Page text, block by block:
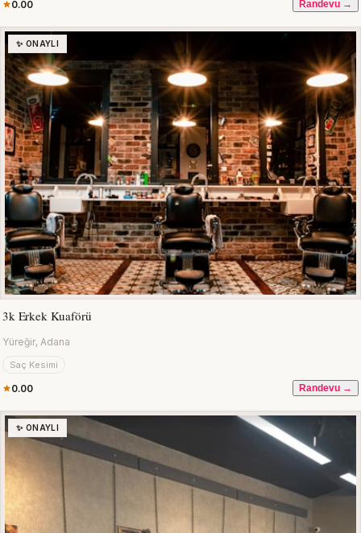
0.00 Randevu →
✨ ONAYLI
3k Erkek Kuaförü
Yüreğir, Adana
Saç Kesimi
0.00 Randevu →
✨ ONAYLI